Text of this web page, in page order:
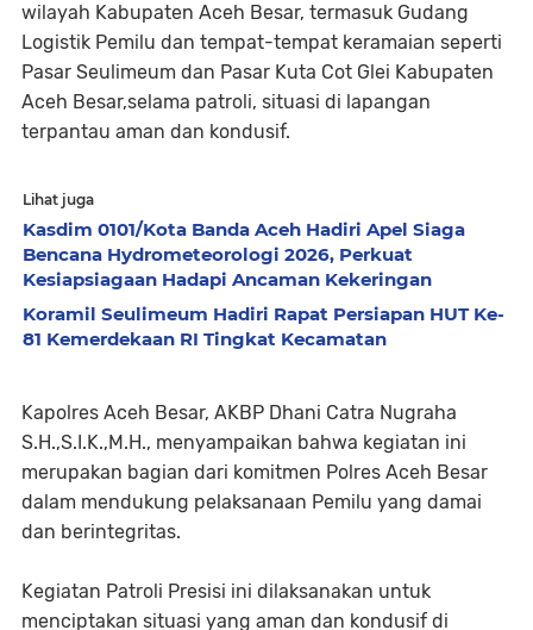
wilayah Kabupaten Aceh Besar, termasuk Gudang
Logistik Pemilu dan tempat-tempat keramaian seperti
Pasar Seulimeum dan Pasar Kuta Cot Glei Kabupaten
Aceh Besar,selama patroli, situasi di lapangan
terpantau aman dan kondusif.
Lihat juga
Kasdim 0101/Kota Banda Aceh Hadiri Apel Siaga
Bencana Hydrometeorologi 2026, Perkuat
Kesiapsiagaan Hadapi Ancaman Kekeringan
Koramil Seulimeum Hadiri Rapat Persiapan HUT Ke-
81 Kemerdekaan RI Tingkat Kecamatan
Kapolres Aceh Besar, AKBP Dhani Catra Nugraha
S.H.,S.I.K.,M.H., menyampaikan bahwa kegiatan ini
merupakan bagian dari komitmen Polres Aceh Besar
dalam mendukung pelaksanaan Pemilu yang damai
dan berintegritas.
Kegiatan Patroli Presisi ini dilaksanakan untuk
menciptakan situasi yang aman dan kondusif di